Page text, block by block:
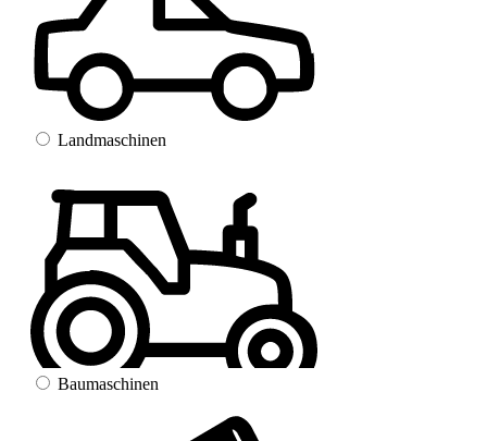
Landmaschinen
Baumaschinen